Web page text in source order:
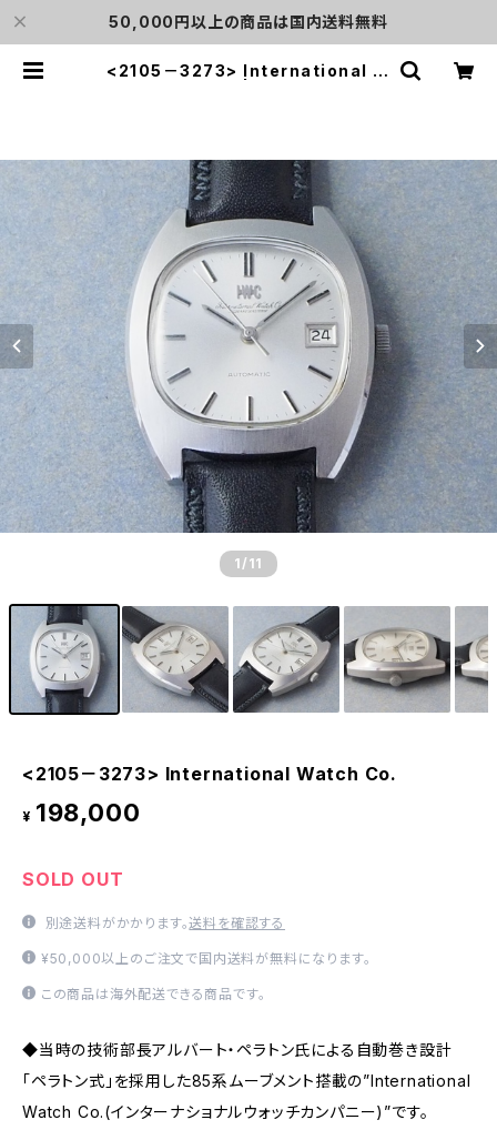
50,000円以上の商品は国内送料無料
<2105－3273> International W
1 /11
<2105－3273> International Watch Co.
¥ 198,000
SOLD OUT
別途送料がかかります。送料を確認する
¥50,000以上のご注文で国内送料が無料になります。
この商品は海外配送できる商品です。
◆当時の技術部長アルバート・ペラトン氏による自動巻き設計
「ペラトン式」を採用した85系ムーブメント搭載の”International
Watch Co.(インターナショナルウォッチカンパニー)”です。